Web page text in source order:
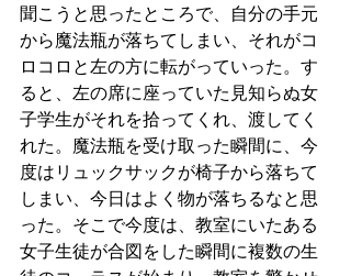
聞こうと思ったところで、自分の手元
から魔法瓶が落ちてしまい、それがコ
ロコロと左の方に転がっていった。す
ると、左の席に座っていた見知らぬ女
子学生がそれを拾ってくれ、渡してく
れた。魔法瓶を受け取った瞬間に、今
度はリュックサックが椅子から落ちて
しまい、今日はよく物が落ちるなと思
った。そこで今度は、教室にいたある
女子生徒が合図をした瞬間に複数の生